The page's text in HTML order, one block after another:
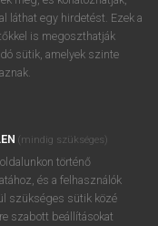
láthat egy hirdetést. Ezek a
is megoszthatják
sütik, amelyek szinte
(mindig szükséges)
történő
és a felhasználók
szükséges sütik közé
szabott beállításokat